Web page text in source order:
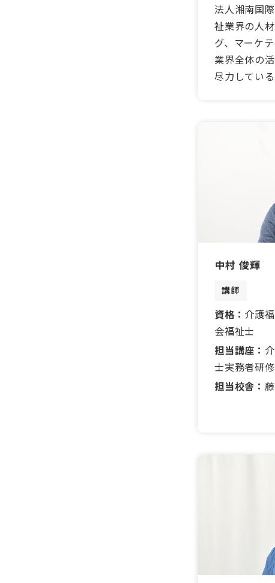
法人湘南国
祉業界の人
グ、マーケ
業界全体の
尽力している
中村 俊輝
講師
資格： 介護
会福祉士
担当講座：
士実務者研修
担当校舎：